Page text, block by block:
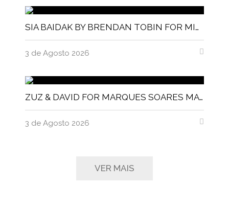
SIA BAIDAK BY BRENDAN TOBIN FOR MISC MAGAZINE
3 de Agosto 2026
ZUZ & DAVID FOR MARQUES SOARES MAGNITUDE MAGAZINE
3 de Agosto 2026
VER MAIS